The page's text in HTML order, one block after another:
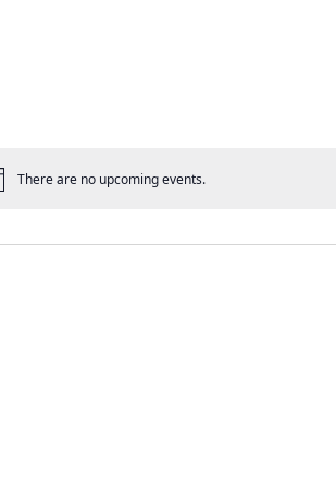
공
항
There are no upcoming events.